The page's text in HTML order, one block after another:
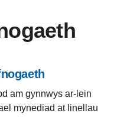
am gynnwys ar-lein
mynediad at linellau